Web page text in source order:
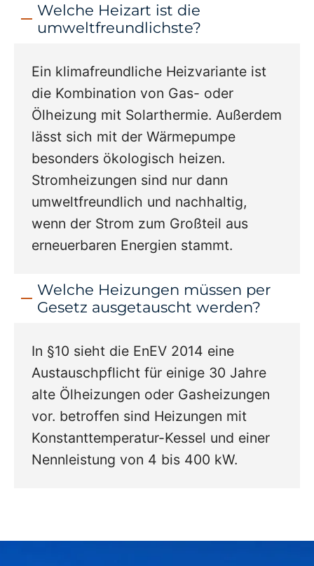
Welche Heizart ist die
umweltfreundlichste?
Ein klimafreundliche Heizvariante ist
die Kombination von Gas- oder
Ölheizung mit Solarthermie. Außerdem
lässt sich mit der Wärmepumpe
besonders ökologisch heizen.
Stromheizungen sind nur dann
umweltfreundlich und nachhaltig,
wenn der Strom zum Großteil aus
erneuerbaren Energien stammt.
Welche Heizungen müssen per
Gesetz ausgetauscht werden?
In §10 sieht die EnEV 2014 eine
Austauschpflicht für einige 30 Jahre
alte Ölheizungen oder Gasheizungen
vor. betroffen sind Heizungen mit
Konstanttemperatur-Kessel und einer
Nennleistung von 4 bis 400 kW.